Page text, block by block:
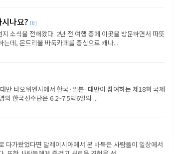
나요? [6]
소식을 전해왔다. 2년 전 여행 중에 이곳을 방문하면서 따뜻
데, 몬트리올 바둑카페를 중심으로 캐나...
만 타오위엔시에서 한국·일본·대만이 참여하는 제18회 국제
의 한국선수단은 6.2~7 5박6일의 ...
다가왔었다면 말레이시아에서 본 바둑은 사람들이 일상에서